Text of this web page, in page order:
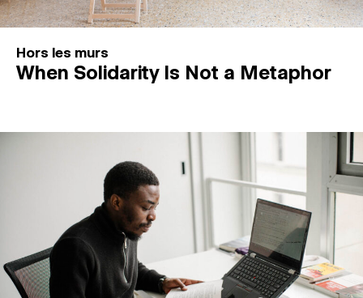
Hors les murs
When Solidarity Is Not a Metaphor